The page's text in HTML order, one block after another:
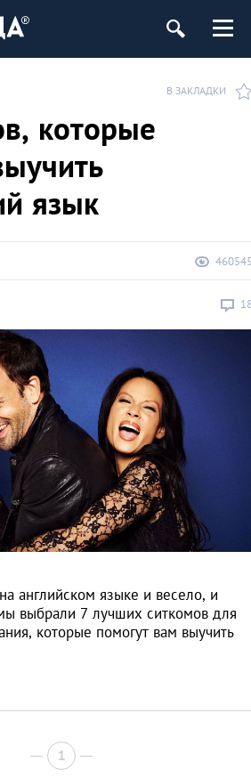
В ЗАКЛАДКИ
которые
язык
английском языке и весело, и
выбрали 7 лучших ситкомов для
которые помогут вам выучить
1